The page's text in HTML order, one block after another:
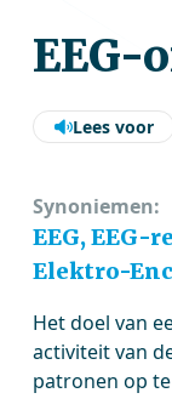
EEG-
Lees voor
Synoniemen:
EEG, EEG-
Elektro-
Het doel van
activiteit van
patronen op